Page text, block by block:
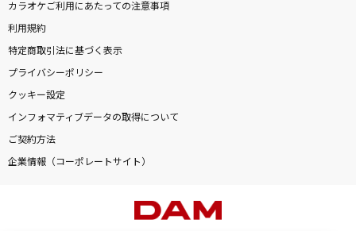
カラオケご利用にあたっての注意事項
利用規約
特定商取引法に基づく表示
プライバシーポリシー
クッキー設定
インフォマティブデータの取得について
ご契約方法
企業情報（コーポレートサイト）